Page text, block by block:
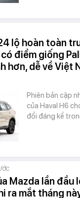
lộ hoàn toàn
điểm giống
hơn, dễ về Việt
Phiên bản cập
của Haval H6
đổi đáng kể
Mazda lần đầu
ra mắt tháng